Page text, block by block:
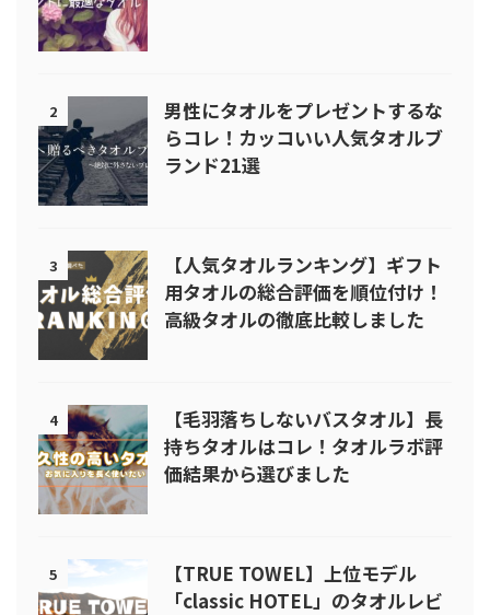
2
男性にタオルをプレゼントするな
らコレ！カッコいい人気タオルブ
ランド21選
3
【人気タオルランキング】ギフト
用タオルの総合評価を順位付け！
高級タオルの徹底比較しました
4
【毛羽落ちしないバスタオル】長
持ちタオルはコレ！タオルラボ評
価結果から選びました
5
【TRUE TOWEL】上位モデル
「classic HOTEL」のタオルレビ